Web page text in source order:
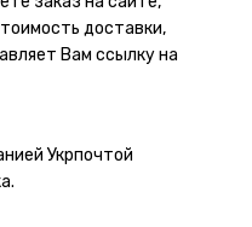
доставки,
Вам ссылку на
Укрпочтой